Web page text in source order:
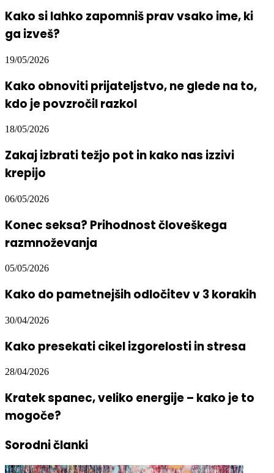
Kako si lahko zapomniš prav vsako ime, ki
ga izveš?
19/05/2026
Kako obnoviti prijateljstvo, ne glede na to,
kdo je povzročil razkol
18/05/2026
Zakaj izbrati težjo pot in kako nas izzivi
krepijo
06/05/2026
Konec seksa? Prihodnost človeškega
razmnoževanja
05/05/2026
Kako do pametnejših odločitev v 3 korakih
30/04/2026
Kako presekati cikel izgorelosti in stresa
28/04/2026
Kratek spanec, veliko energije – kako je to
mogoče?
Sorodni članki